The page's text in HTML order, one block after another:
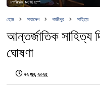
হোম সারাদেশ গাজীপুর সাহিত্য
আন্তর্জাতিক সাহিত্য
ঘোষণা
২২ জুন, ২০২৫